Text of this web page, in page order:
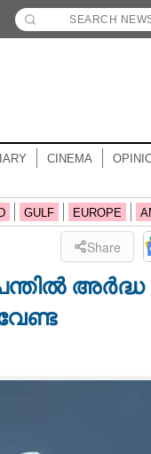
CINEMA
GULF EUROPE
Share
പന്തിൽ